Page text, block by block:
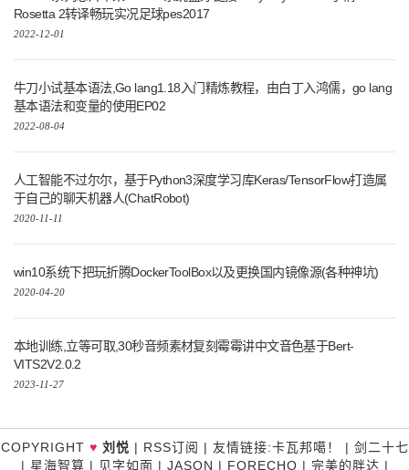
Rosetta 2转译畅玩实况足球pes2017
2022-12-01
牛刀小试基本语法,Go lang1.18入门精炼教程，由白丁入鸿儒，go lang
基本语法和变量的使用EP02
2022-08-04
人工智能不过尔尔，基于Python3深度学习库Keras/TensorFlow打造属
于自己的聊天机器人(ChatRobot)
2020-11-11
win10系统下把玩折腾DockerToolBox以及更换国内镜像源(各种神坑)
2020-04-20
本地训练,立等可取,30秒音频素材复刻霉霉讲中文音色基于Bert-
VITS2V2.0.2
2023-11-27
COPYRIGHT ♥ 刘悦 | RSS订阅 | 友情链接:卡瓦邦噶！ | 剑二十七
| 星海智算 | 见字如面 | JASON | FORECHO | 完美的胖达 |